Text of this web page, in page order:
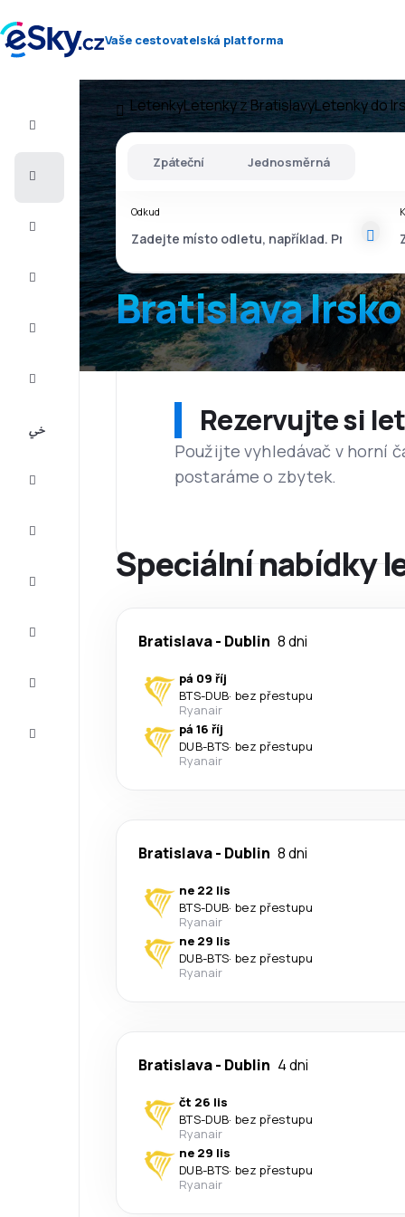
Vaše cestovatelská platforma
Let+Hotel
Letenky
Dovolená
LetenkyLetenky z BratislavyLetenky do
Bratislava Irsko
Zpáteční Jednosměrná
Odkud
Rezervujte si
Použijte vyhledávač v horní
postaráme o zbytek.
Speciální nabídky
Bratislava- Dublin 8 dni
pá 09 říj
BTS-DUB· bez přestupu
Ryanair
pá 16 říj
DUB-BTS· bez přestupu
Ryanair
Bratislava- Dublin 8 dni
ne 22 lis
BTS-DUB· bez přestupu
Ryanair
ne 29 lis
DUB-BTS· bez přestupu
Ryanair
Bratislava- Dublin 4 dni
čt 26 lis
BTS-DUB· bez přestupu
Ryanair
ne 29 lis
DUB-BTS· bez přestupu
Ryanair